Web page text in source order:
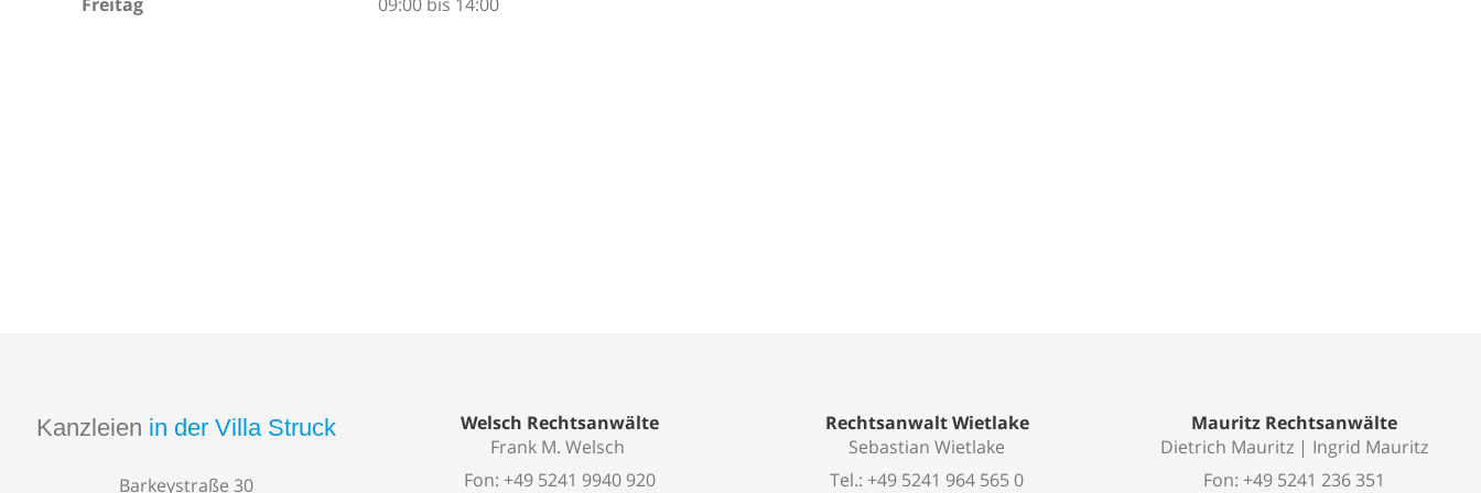
Kanzleien in der Villa Struck
Barkeystraße 30
Welsch Rechtsanwälte
Frank M. Welsch
Fon: +49 5241 9940 920
Rechtsanwalt Wietlake
Sebastian Wietlake
Tel.: +49 5241 964 565 0
Mauritz Rechtsanwälte
Dietrich Mauritz | Ingrid Mauritz
Fon: +49 5241 236 351